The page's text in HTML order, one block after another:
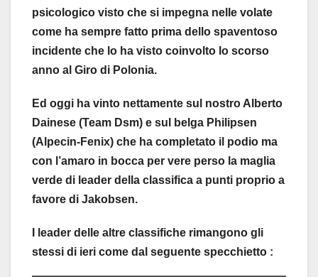
psicologico visto che si impegna nelle volate
come ha sempre fatto prima dello spaventoso
incidente che lo ha visto coinvolto lo scorso
anno al Giro di Polonia.
Ed oggi ha vinto nettamente sul nostro Alberto
Dainese (Team Dsm) e sul belga Philipsen
(Alpecin-Fenix) che ha completato il podio ma
con l’amaro in bocca per vere perso la maglia
verde di leader della classifica a punti proprio a
favore di Jakobsen.
I leader delle altre classifiche rimangono gli
stessi di ieri come dal seguente specchietto :